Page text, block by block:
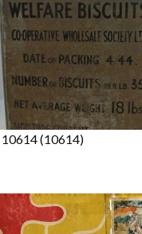
10614(10614)